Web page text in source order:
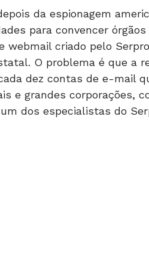
para convencer
webmail criado pelo
O problema é que a
dez contas de e-mail
e grandes corporações,
dos especialistas do